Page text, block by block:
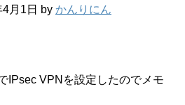
4月1日 by かんりにん
IPsec VPNを設定したのでメモ